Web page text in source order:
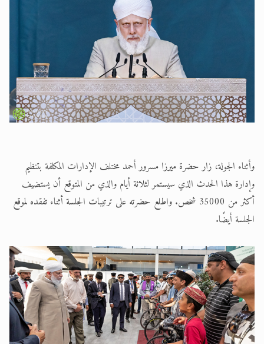
وأثناء الجولة، زار حضرة ميرزا مسرور أحمد مختلف الإدارات المكلفة بتنظيم
وإدارة هذا الحدث الذي سيستمر لثلاثة أيام والذي من المتوقع أن يستضيف
أكثر من 35000 شخص. واطلع حضرته على ترتيبات الجلسة أثناء تفقده لموقع
الجلسة أيضًا.